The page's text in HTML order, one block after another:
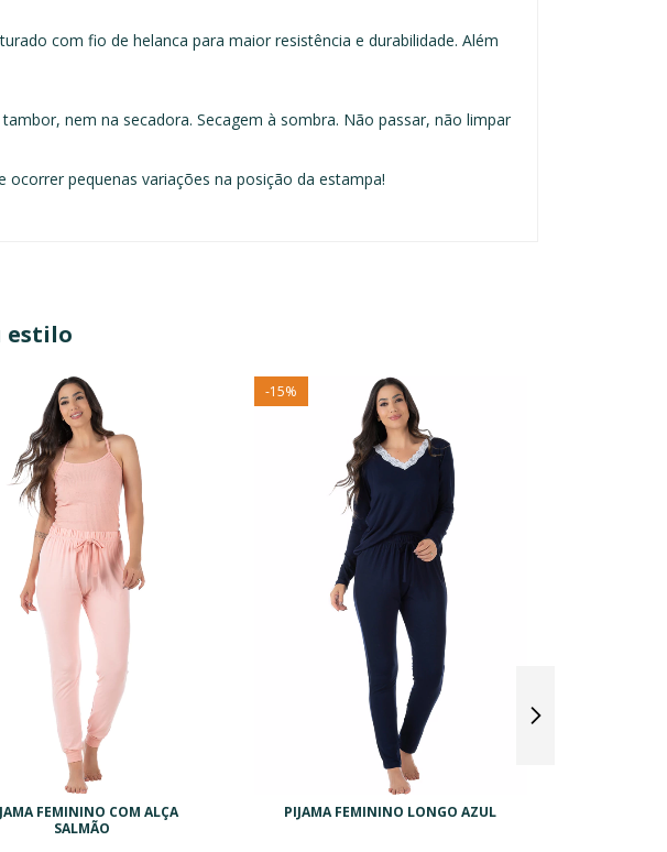
com fio de helanca para maior resistência e durabilidade. Além
nem na secadora. Secagem à sombra. Não passar, não limpar
pequenas variações na posição da estampa!
estilo
FEMININO COM ALÇA
SALMÃO
-15%
PIJAMA FEMININO LONGO AZUL